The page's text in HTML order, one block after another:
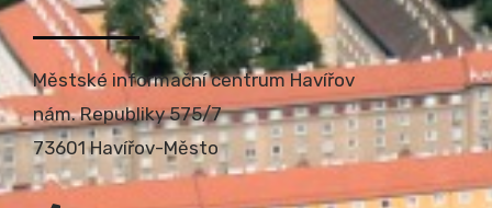
Městské informační centrum Havířov
nám. Republiky 575/7
73601 Havířov-Město